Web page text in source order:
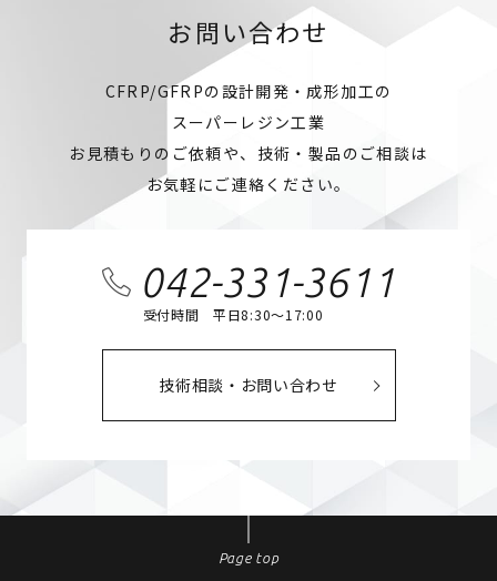
お問い合わせ
CFRP/GFRPの設計開発・成形加工の
スーパーレジン工業
お見積もりのご依頼や、技術・製品のご相談は
お気軽にご連絡ください。
042-331-3611
受付時間 平日8:30～17:00
技術相談・お問い合わせ
Page top